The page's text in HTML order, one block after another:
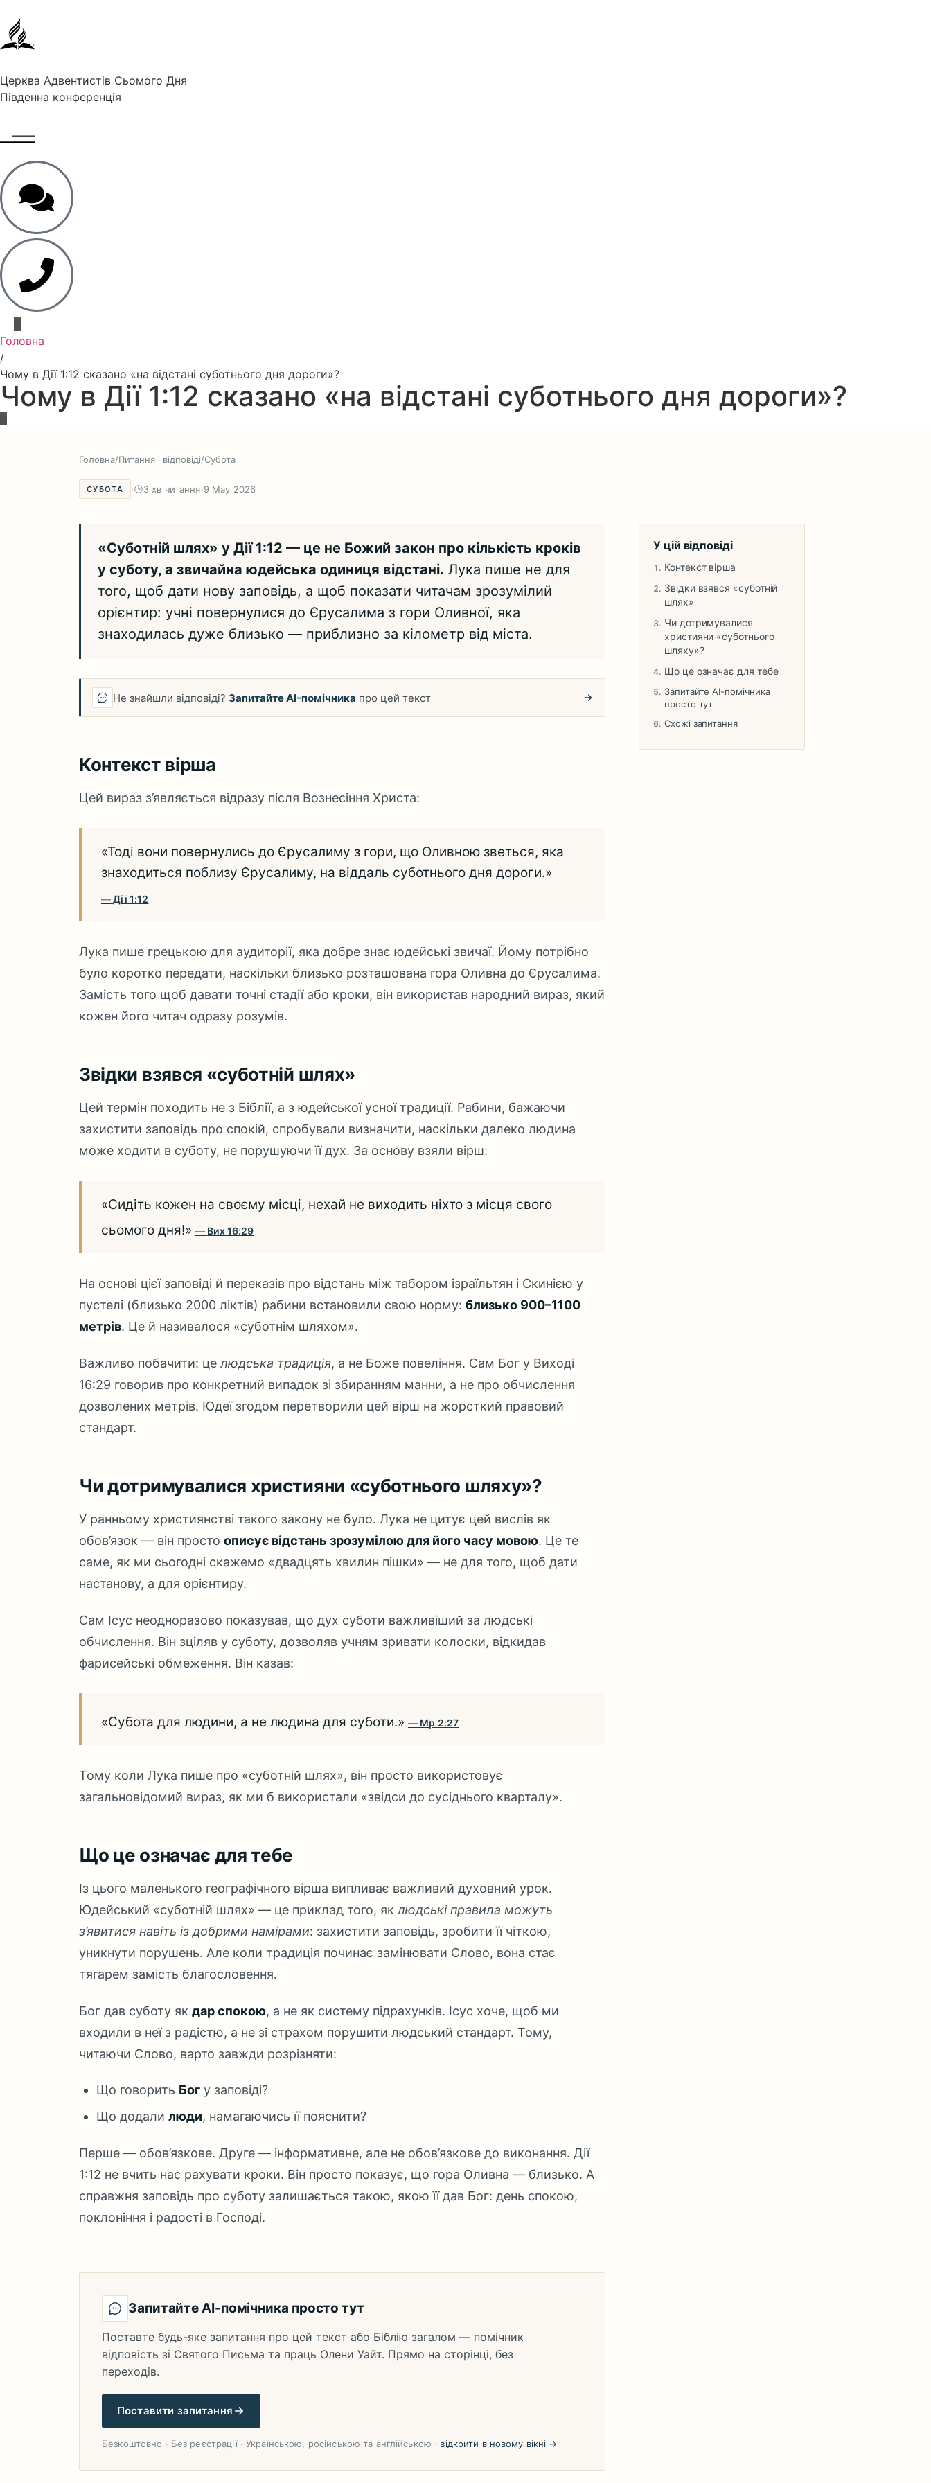
Церква Адвентистів Сьомого Дня
Південна конференція
Головна
/
Чому в Дії 1:12 сказано «на відстані суботнього дня дороги»?
Чому в Дії 1:12 сказано «на відстані суботнього дня дороги»?
Головна/Питання і відповіді/Субота
СУБОТА · 3 хв читання·9 May 2026
«Суботній шлях» у Дії 1:12 — це не Божий закон про кількість кроків
у суботу, а звичайна юдейська одиниця відстані. Лука пише не для
того, щоб дати нову заповідь, а щоб показати читачам зрозумілий
орієнтир: учні повернулися до Єрусалима з гори Оливної, яка
знаходилась дуже близько — приблизно за кілометр від міста.
Не знайшли відповіді? Запитайте AI-помічника про цей текст
Контекст вірша
Цей вираз з’являється відразу після Вознесіння Христа:
«Тоді вони повернулись до Єрусалиму з гори, що Оливною зветься, яка
знаходиться поблизу Єрусалиму, на віддаль суботнього дня дороги.»
Дії 1:12
Лука пише грецькою для аудиторії, яка добре знає юдейські звичаї. Йому потрібно
було коротко передати, наскільки близько розташована гора Оливна до Єрусалима.
Замість того щоб давати точні стадії або кроки, він використав народний вираз, який
кожен його читач одразу розумів.
Звідки взявся «суботній шлях»
Цей термін походить не з Біблії, а з юдейської усної традиції. Рабини, бажаючи
захистити заповідь про спокій, спробували визначити, наскільки далеко людина
може ходити в суботу, не порушуючи її дух. За основу взяли вірш:
«Сидіть кожен на своєму місці, нехай не виходить ніхто з місця свого
сьомого дня!»
Вих 16:29
На основі цієї заповіді й переказів про відстань між табором ізраїльтян і Скинією у
пустелі (близько 2000 ліктів) рабини встановили свою норму: близько 900–1100
метрів. Це й називалося «суботнім шляхом».
Важливо побачити: це людська традиція, а не Боже повеління. Сам Бог у Виході
16:29 говорив про конкретний випадок зі збиранням манни, а не про обчислення
дозволених метрів. Юдеї згодом перетворили цей вірш на жорсткий правовий
стандарт.
Чи дотримувалися християни «суботнього шляху»?
У ранньому християнстві такого закону не було. Лука не цитує цей вислів як
обов’язок — він просто описує відстань зрозумілою для його часу мовою. Це те
саме, як ми сьогодні скажемо «двадцять хвилин пішки» — не для того, щоб дати
настанову, а для орієнтиру.
Сам Ісус неодноразово показував, що дух суботи важливіший за людські
обчислення. Він зціляв у суботу, дозволяв учням зривати колоски, відкидав
фарисейські обмеження. Він казав:
«Субота для людини, а не людина для суботи.» Мр 2:27
Тому коли Лука пише про «суботній шлях», він просто використовує
загальновідомий вираз, як ми б використали «звідси до сусіднього кварталу».
Що це означає для тебе
Із цього маленького географічного вірша випливає важливий духовний урок.
Юдейський «суботній шлях» — це приклад того, як людські правила можуть
з’явитися навіть із добрими намірами: захистити заповідь, зробити її чіткою,
уникнути порушень. Але коли традиція починає замінювати Слово, вона стає
тягарем замість благословення.
Бог дав суботу як дар спокою, а не як систему підрахунків. Ісус хоче, щоб ми
входили в неї з радістю, а не зі страхом порушити людський стандарт. Тому,
читаючи Слово, варто завжди розрізняти:
Що говорить Бог у заповіді?
Що додалилюди, намагаючись її пояснити?
Перше — обов’язкове. Друге — інформативне, але не обов’язкове до виконання. Дії
1:12 не вчить нас рахувати кроки. Він просто показує, що гора Оливна — близько. А
справжня заповідь про суботу залишається такою, якою її дав Бог: день спокою,
поклоніння і радості в Господі.
Запитайте AI-помічника просто тут
Поставте будь-яке запитання про цей текст або Біблію загалом — помічник
відповість зі Святого Письма та праць Олени Уайт. Прямо на сторінці, без
переходів.
Поставити запитання
Безкоштовно · Без реєстрації · Українською, російською та англійською · відкрити в новому вікні →
У цій відповіді
Контекст вірша
Звідки взявся «суботній
шлях»
Чи дотримувалися
християни «суботнього
шляху»?
Що це означає для тебе
Запитайте AI-помічника
просто тут
Схожі запитання